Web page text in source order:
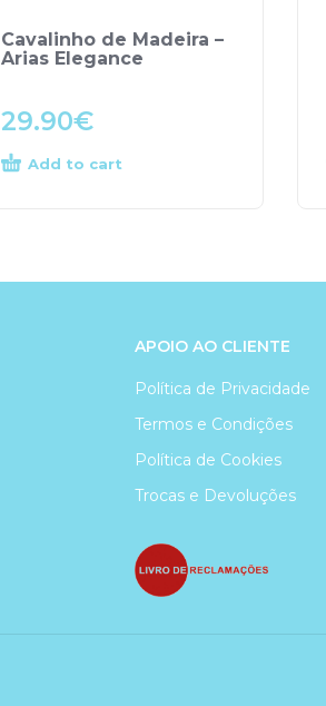
Cavalinho de Madeira –
Arias Elegance
29.90€
Add to cart
APOIO AO CLIENTE
Política de Privacidade
Termos e Condições
Política de Cookies
Trocas e Devoluções